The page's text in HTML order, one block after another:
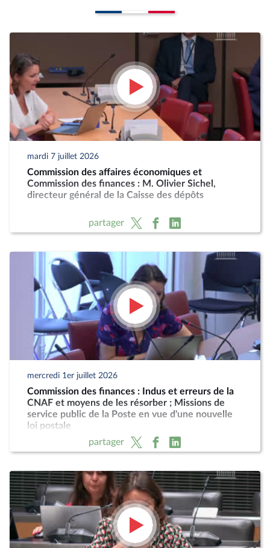
mardi 7 juillet 2026
Commission des affaires économiques et
Commission des finances : M. Olivier Sichel,
directeur général de la Caisse des dépôts
partager
mercredi 1er juillet 2026
Commission des finances : Indus et erreurs de la
CNAF et moyens de les résorber ; Missions de
service public de la Poste en vue d'une nouvelle
loi postale
partager